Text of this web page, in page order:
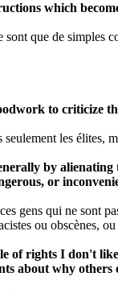
which
que de simples
to criticize
les élites,
by alienating
or
gens qui ne sont
ou obscènes,
of rights I don't
about why others